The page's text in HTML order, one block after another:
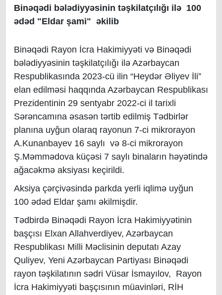
Binəqədi bələdiyyəsinin təşkilatçılığı ilə 100
ədəd "Eldar şami" əkilib
Binəqədi Rayon İcra Hakimiyyəti və Binəqədi
bələdiyyəsinin təşkilatçılığı ilə Azərbaycan
Respublikasında 2023-cü ilin “Heydər Əliyev İli”
elan edilməsi haqqında Azərbaycan Respublikası
Prezidentinin 29 sentyabr 2022-ci il tarixli
Sərəncamına əsasən tərtib edilmiş Tədbirlər
planına uyğun olaraq rayonun 7-ci mikrorayon
A.Kunanbayev 16 saylı və 8-ci mikrorayon
Ş.Məmmədova küçəsi 7 saylı binaların həyətində
ağacəkmə aksiyası keçirildi.
Aksiya çərçivəsində parkda yerli iqlimə uyğun
100 ədəd Eldar şamı əkilmişdir.
Tədbirdə Binəqədi Rayon İcra Hakimiyyətinin
başçısı Elxan Allahverdiyev, Azərbaycan
Respublikası Milli Məclisinin deputatı Azay
Quliyev, Yeni Azərbaycan Partiyası Binəqədi
rayon təşkilatının sədri Vüsar İsmayılov, Rayon
İcra Hakimiyyəti başçısının müavinləri, RİH